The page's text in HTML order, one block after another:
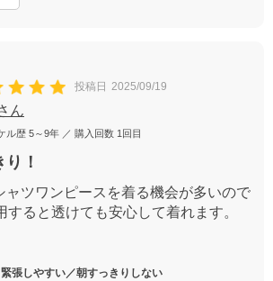
投稿日 2025/09/19
ん
ル歴 5～9年 ／ 購入回数 1回目
！
ャツワンピースを着る機会が多いので
すると透けても安心して着れます。
緊張しやすい／朝すっきりしない